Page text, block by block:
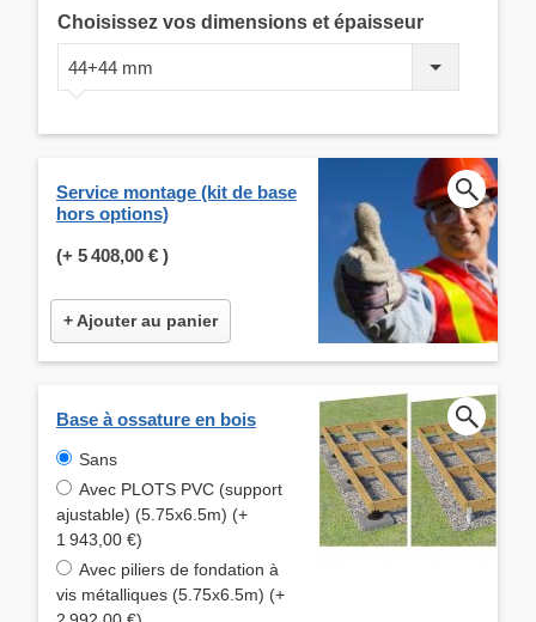
Choisissez vos dimensions et épaisseur
44+44 mm
Service montage (kit de base
hors options)
(+ 5 408,00 € )
+ Ajouter au panier
Base à ossature en bois
Sans
Avec PLOTS PVC (support
ajustable) (5.75x6.5m) (+
1 943,00 €)
Avec piliers de fondation à
vis métalliques (5.75x6.5m) (+